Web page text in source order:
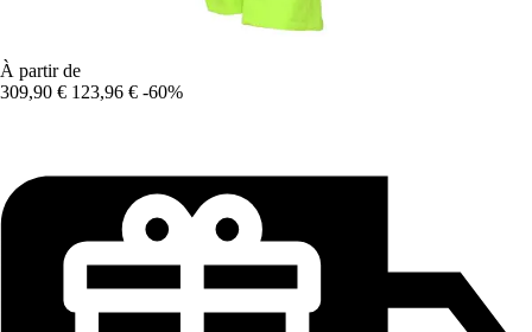
À partir de
309,90 € 123,96 € -60%